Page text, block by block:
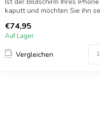
kaputt und möchten Sie ihn
€74,95
Auf Lager
Vergleichen